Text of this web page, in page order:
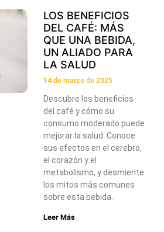
LOS BENEFICIOS
DEL CAFÉ: MÁS
QUE UNA BEBIDA,
UN ALIADO PARA
LA SALUD
14 de marzo de 2025
Descubre los beneficios
del café y cómo su
consumo moderado puede
mejorar la salud. Conoce
sus efectos en el cerebro,
el corazón y el
metabolismo, y desmiente
los mitos más comunes
sobre esta bebida.
Leer Más